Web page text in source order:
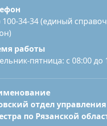
100-34-34 (единый
работы
пятница: с 08:00 до
отдел управления
по Рязанской